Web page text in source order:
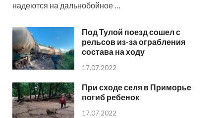
надеются на дальнобойное …
Под Тулой поезд сошел с
рельсов из-за ограбления
состава на ходу
17.07.2022
При сходе селя в Приморье
погиб ребенок
17.07.2022